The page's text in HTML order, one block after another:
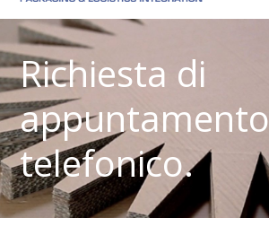
Richiesta di
appuntamento
telefonico.